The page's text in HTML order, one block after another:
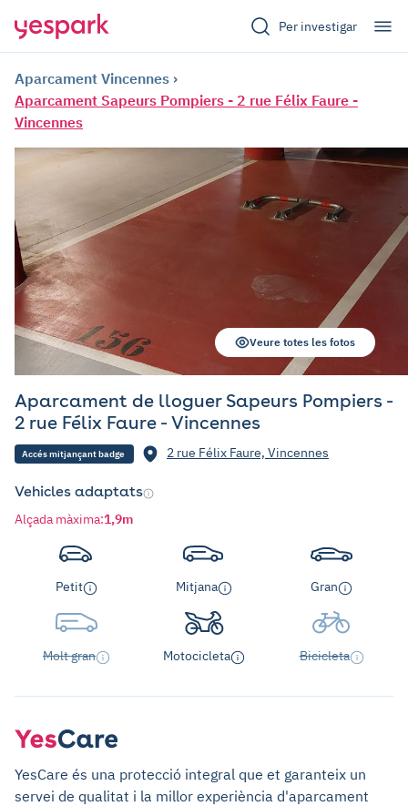
Per investigar
Aparcament Vincennes
Aparcament Sapeurs Pompiers - 2 rue Félix Faure -
Vincennes
Aparcament de lloguer Sapeurs Pompiers -
2 rue Félix Faure - Vincennes
Accés mitjançant badge 2 rue Félix Faure, Vincennes
Veure totes les fotos
Vehicles adaptats
Alçada màxima:1,9m
Petit Mitjana Gran
Molt gran Motocicleta Bicicleta
YesCare és una protecció integral que et garanteix un
servei de qualitat i la millor experiència d'aparcament